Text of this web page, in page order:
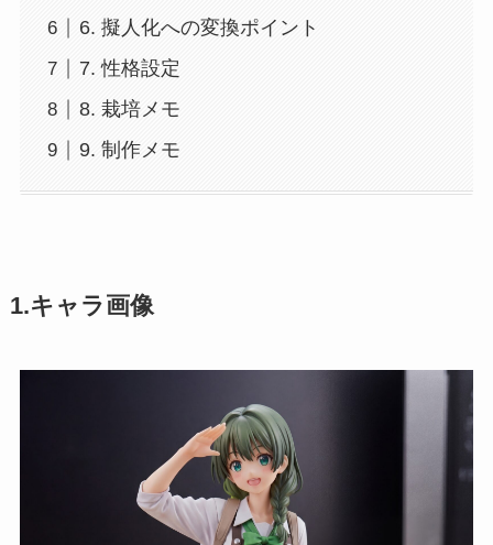
6. 擬人化への変換ポイント
7. 性格設定
8. 栽培メモ
9. 制作メモ
1.キャラ画像